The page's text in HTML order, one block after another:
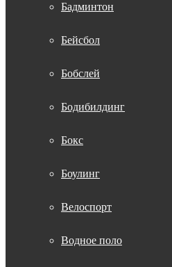
Бадминтон
Бейсбол
Бобслей
Бодибилдинг
Бокс
Боулинг
Велоспорт
Водное поло